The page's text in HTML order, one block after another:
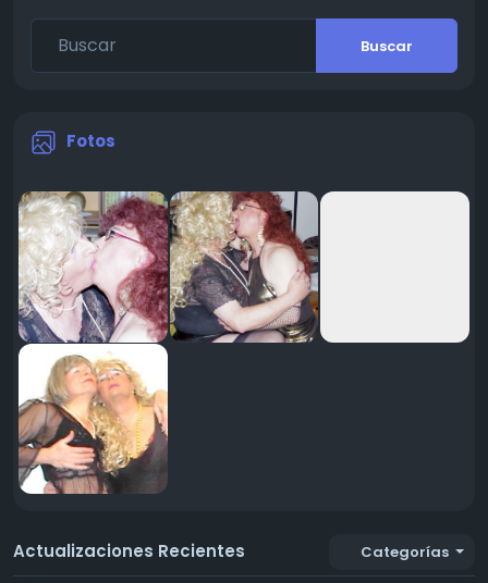
Buscar
Fotos
Actualizaciones Recientes Categorías